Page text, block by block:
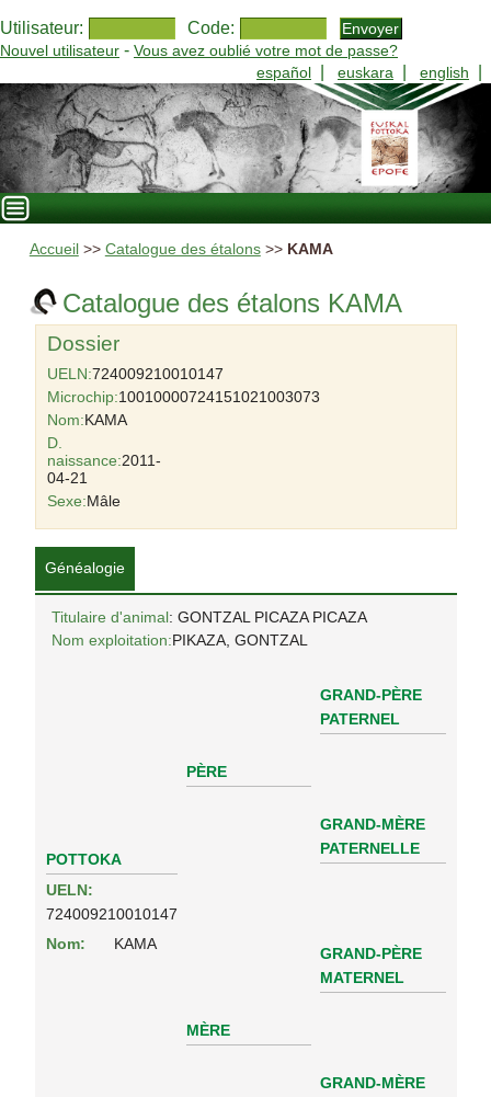
Utilisateur: Code:
Nouvel utilisateur - Vous avez oublié votre mot de passe?
español
euskara english
Accueil >> Catalogue des étalons>> KAMA
Catalogue des étalons KAMA
Dossier
UELN:724009210010147
Microchip:10010000724151021003073
Nom:KAMA
D.
naissance:2011-
04-21
Sexe:Mâle
Généalogie
Titulaire d'animal: GONTZAL PICAZA PICAZA
Nom exploitation:PIKAZA, GONTZAL
POTTOKA
UELN:
724009210010147
Nom:
KAMA
PÈRE
GRAND-PÈRE
PATERNEL
GRAND-MÈRE
PATERNELLE
MÈRE
GRAND-PÈRE
MATERNEL
GRAND-MÈRE